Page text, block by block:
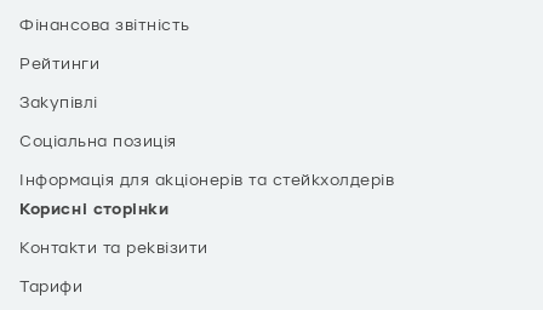
Фінансова звітність
Рейтинги
Закупівлі
Соціальна позиція
Інформація для акціонерів та стейкхолдерів
Корисні сторінки
Контакти та реквізити
Тарифи